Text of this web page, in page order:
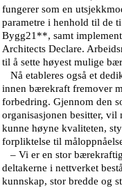
fungerer som en
parametre i henhold til de
Bygg21**, samt
Architects Declare.
til å sette høyest mulige
Nå etableres også et
innen bærekraft fremover
forbedring. Gjennom den
organisasjonen besitter,
kunne høyne kvaliteten,
forpliktelse til
– Vi er en stor
deltakerne i nettverket
kunnskap, stor bredde og